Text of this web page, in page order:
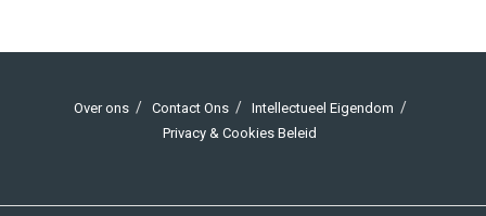
Over ons Contact Ons
Intellectueel Eigendom
Privacy & Cookies Beleid